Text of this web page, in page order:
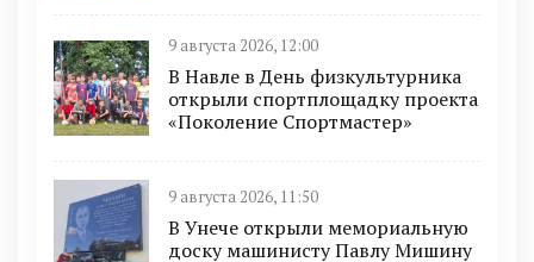
9 августа 2026, 12:00
В Навле в День физкультурника
открыли спортплощадку проекта
«Поколение Спортмастер»
9 августа 2026, 11:50
В Унече открыли мемориальную
доску машинисту Павлу Мишину